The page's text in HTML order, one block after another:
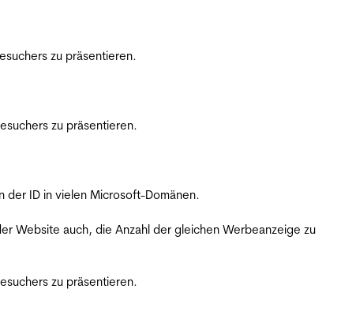
zu präsentieren.
zu präsentieren.
der ID in vielen Microsoft-Domänen.
Website auch, die Anzahl der gleichen Werbeanzeige zu
zu präsentieren.